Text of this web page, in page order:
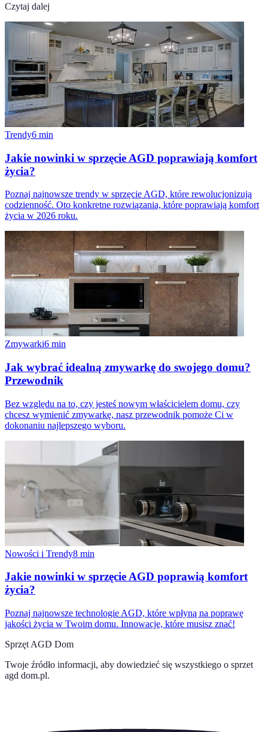
Czytaj dalej
Trendy6 min
Jakie nowinki w sprzęcie AGD poprawiają komfort
życia?
Poznaj najnowsze trendy w sprzęcie AGD, które rewolucjonizują
codzienność. Oto konkretne rozwiązania, które poprawiają komfort
życia w 2026 roku.
Zmywarki6 min
Jak wybrać idealną zmywarkę do swojego domu?
Przewodnik
Bez względu na to, czy jesteś nowym właścicielem domu, czy
chcesz wymienić zmywarkę, nasz przewodnik pomoże Ci w
dokonaniu najlepszego wyboru.
Nowości i Trendy8 min
Jakie nowinki w sprzęcie AGD poprawią komfort
życia?
Poznaj najnowsze technologie AGD, które wpłyną na poprawę
jakości życia w Twoim domu. Innowacje, które musisz znać!
Sprzęt AGD Dom
Twoje źródło informacji, aby dowiedzieć się wszystkiego o sprzet
agd dom.pl.